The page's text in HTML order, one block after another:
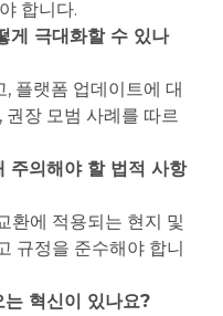
합니다.
게 극대화할 수 있나
플랫폼 업데이트에 대
권장 모범 사례를 따르
주의해야 할 법적 사항
환에 적용되는 현지 및
규정을 준수해야 합니
혁신이 있나요?